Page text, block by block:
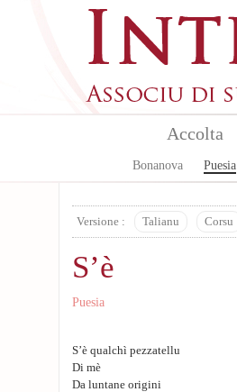
Accolta
Bonanova Puesia
Versione : Talianu Corsu
S’è
Puesia
S’è qualchì pezzatellu
Di mè
Da luntane origini